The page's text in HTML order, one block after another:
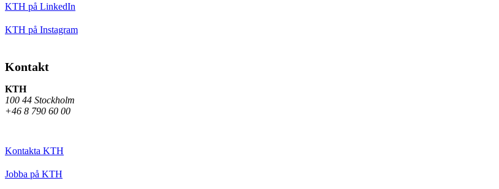
KTH på LinkedIn
KTH på Instagram
Kontakt
KTH
100 44 Stockholm
+46 8 790 60 00
Kontakta KTH
Jobba på KTH